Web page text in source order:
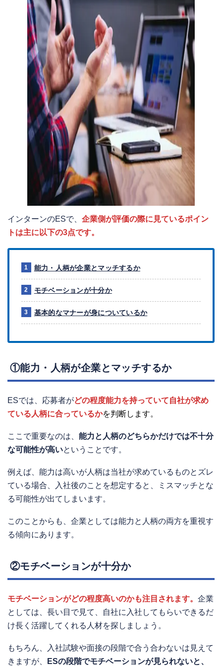
インターンのESで、 企業側が評価の際に見ているポイン
トは主に以下の3点です。
能力・人柄が企業とマッチするか
モチベーションが十分か
基本的なマナーが身についているか
①能力・人柄が企業とマッチするか
ESでは、応募者がどの程度能力を持っていて自社が求め
ている人柄に合っているかを判断します。
ここで重要なのは、 能力と人柄のどちらかだけでは不十分
な可能性が高いということです。
例えば、能力は高いが人柄は当社が求めているものとズレ
ている場合、入社後のことを想定すると、ミスマッチとな
る可能性が出てしまいます。
このことからも、企業としては能力と人柄の両方を重視す
る傾向にあります。
②モチベーションが十分か
モチベーションがどの程度高いのかも注目されます。 企業
としては、長い目で見て、自社に入社してもらいできるだ
け長く活躍してくれる人材を探しましょう。
もちろん、入社試験や面接の段階で合う合わないは見えて
きますが、
ESの段階でモチベーションが見られないと、